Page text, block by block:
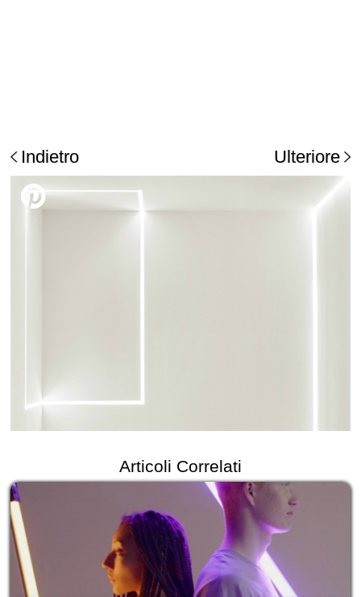
Indietro Ulteriore
Articoli Correlati